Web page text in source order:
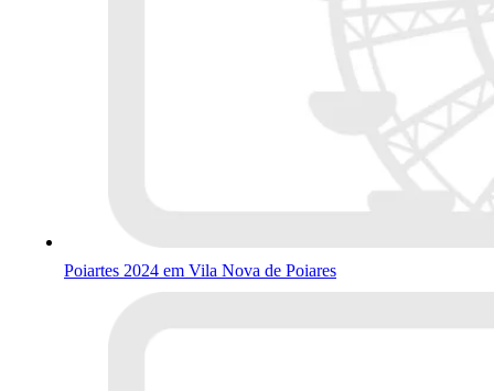
Poiartes 2024 em Vila Nova de Poiares